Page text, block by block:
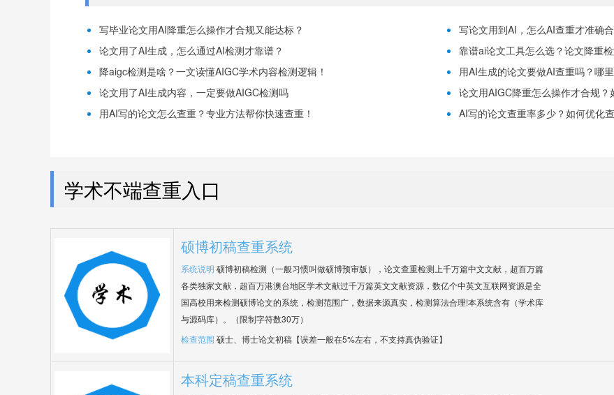
写毕业论文用AI降重怎么操作才合规又能达标？
写论文用到AI，怎么AI查重才准确
论文用了AI生成，怎么通过AI检测才靠谱？
靠谱ai论文工具怎么选？论文降重
降aigc检测是啥？一文读懂AIGC学术内容检测逻辑！
用AI生成的论文要做AI查重吗？哪
论文用了AI生成内容，一定要做AIGC检测吗
论文用AIGC降重怎么操作才合规？
用AI写的论文怎么查重？专业方法帮你快速查重！
AI写的论文查重率多少？如何优化
学术不端查重入口
硕博初稿查重系统
系统说明 硕博初稿检测（一般习惯叫做硕博预审版），论文查重检测上千万篇中文文献，超百万篇
各类独家文献，超百万港澳台地区学术文献过千万篇英文文献资源，数亿个中英文互联网资源是全
国高校用来检测硕博论文的系统，检测范围广，数据来源真实，检测算法合理!本系统含有（学术库
与源码库）。（限制字符数30万）
检查范围 硕士、博士论文初稿【误差一般在5%左右，不支持真伪验证】
本科定稿查重系统